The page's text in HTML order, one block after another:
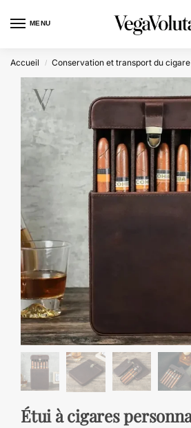
MENU
Accueil / Conservation et transport du cigare
Étui à cigares